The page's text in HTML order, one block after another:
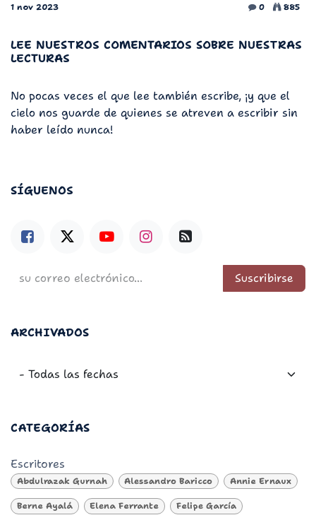
1 nov 2023
0 885
LEE NUESTROS COMENTARIOS SOBRE NUESTRAS
LECTURAS
No pocas veces el que lee también escribe, ¡y que el
cielo nos guarde de quienes se atreven a escribir sin
haber leído nunca!
SÍGUENOS
Suscribirse
ARCHIVADOS
CATEGORÍAS
Escritores
Abdulrazak Gurnah Alessandro Baricco Annie Ernaux
Berne Ayalá Elena Ferrante Felipe García